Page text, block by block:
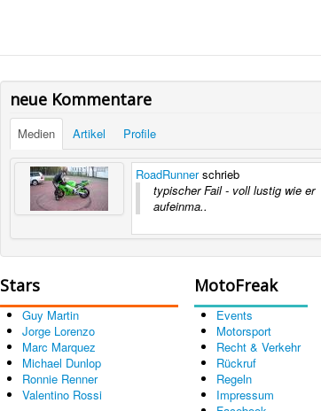
neue Kommentare
Medien Artikel Profile
RoadRunnerschrieb
typischer Fail - voll lustig wie er
aufeinma..
Stars
Guy Martin
Jorge Lorenzo
Marc Marquez
Michael Dunlop
Ronnie Renner
Valentino Rossi
MotoFreak
Events
Motorsport
Recht & Verkehr
Rückruf
Regeln
Impressum